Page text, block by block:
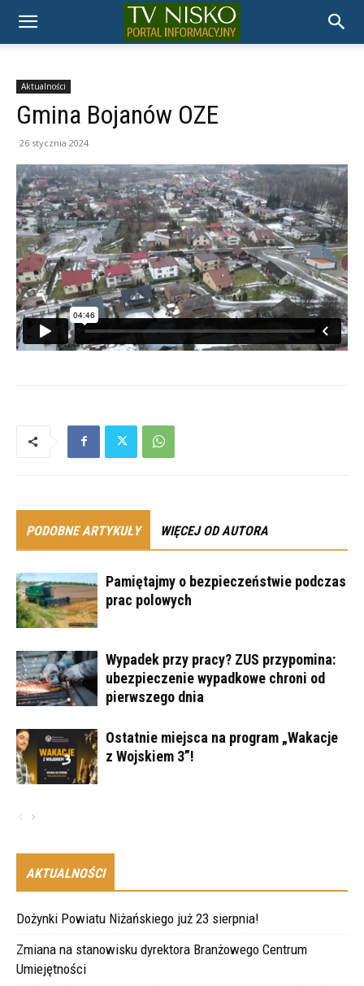
TELEWIZJA
NISKO
Aktualności
Gmina Bojanów OZE
26 stycznia 2024
PODOBNE ARTYKUŁY WIĘCEJ OD AUTORA
Pamiętajmy o bezpieczeństwie podczas
prac polowych
Wypadek przy pracy? ZUS przypomina:
ubezpieczenie wypadkowe chroni od
pierwszego dnia
Ostatnie miejsca na program „Wakacje
z Wojskiem 3”!
AKTUALNOŚCI
Dożynki Powiatu Niżańskiego już 23 sierpnia!
Zmiana na stanowisku dyrektora Branżowego Centrum
Umiejętności